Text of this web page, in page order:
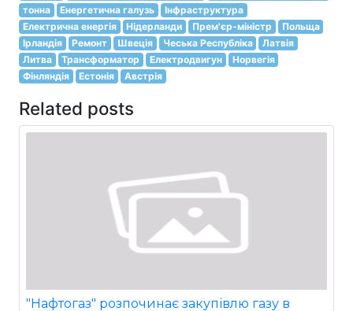
тонна
Енергетична галузь
Інфраструктура
Електрична енергія
Нідерланди Прем'єр-міністр
Польща
Ірландія
Ремонт Швеція Чеська Республіка
Латвія
Литва
Трансформатор Електродвигун
Норвегія
Фінляндія
Естонія Австрія
Related posts
"Нафтогаз" розпочинає закупівлю газу в